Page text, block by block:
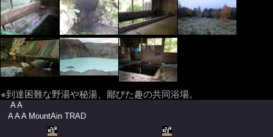
※到達困難な野湯や秘湯、鄙びた趣の共同浴場。
A A
A A A MountAin TRAD